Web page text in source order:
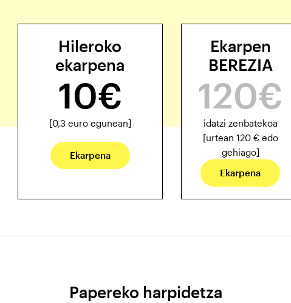
Hileroko
ekarpena
10€
[0,3 euro egunean]
Ekarpena
Ekarpen
BEREZIA
idatzi zenbatekoa
[urtean 120 € edo
gehiago]
Ekarpena
Papereko harpidetza